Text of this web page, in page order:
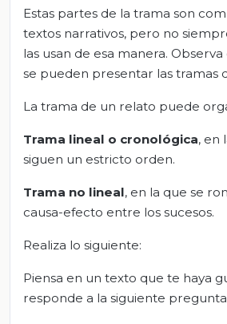
Estas partes de la trama son
textos narrativos, pero no
las usan de esa manera.
se pueden presentar las tramas
La trama de un relato puede
Trama lineal o cronológica, en
siguen un estricto orden.
Trama no lineal, en la que se
causa-efecto entre los sucesos.
Realiza lo siguiente:
Piensa en un texto que te haya
responde a la siguiente